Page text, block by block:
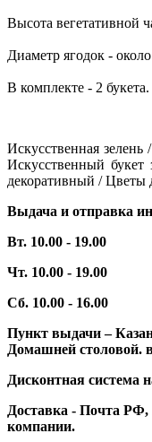
Высота вегетативной
Диаметр ягодок -
В комплекте - 2 букета.
Искусственная зелень
Искусственный букет
декоративный / Цветы
Выдача и отправка
Вт. 10.00 - 19.00
Чт. 10.00 - 19.00
Сб. 10.00 - 16.00
Пункт выдачи –
Домашней
Дисконтная система
Доставка - Почта РФ,
компании.